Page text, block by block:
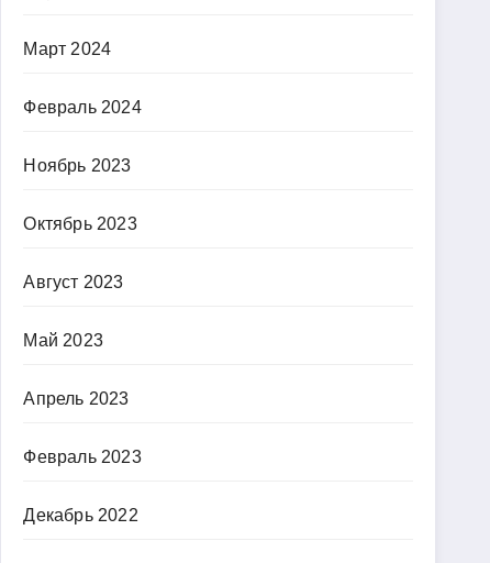
Март 2024
Февраль 2024
Ноябрь 2023
Октябрь 2023
Август 2023
Май 2023
Апрель 2023
Февраль 2023
Декабрь 2022